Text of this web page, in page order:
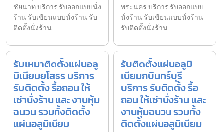
ชัยนาท บริการ รับออกแบบนั่ง
ร้าน รับเขียนแบบนั่งร้าน รับ
ติดตั้งนั่งร้าน
พระนคร บริการ รับออกแบบ
นั่งร้าน รับเขียนแบบนั่งร้าน
รับติดตั้งนั่งร้าน
รับเหมาติดตั้งแผ่นอลู
มิเนียมยโสธร บริการ
รับติดตั้ง รื้อถอน ให้
เช่านั่งร้าน และ งานหุ้ม
ฉนวน รวมทั้งติดตั้ง
แผ่นอลูมิเนียม
รับติดตั้งแผ่นอลูมิ
เนียมกบินทร์บุรี
บริการ รับติดตั้ง รื้อ
ถอน ให้เช่านั่งร้าน และ
งานหุ้มฉนวน รวมทั้ง
ติดตั้งแผ่นอลูมิเนียม